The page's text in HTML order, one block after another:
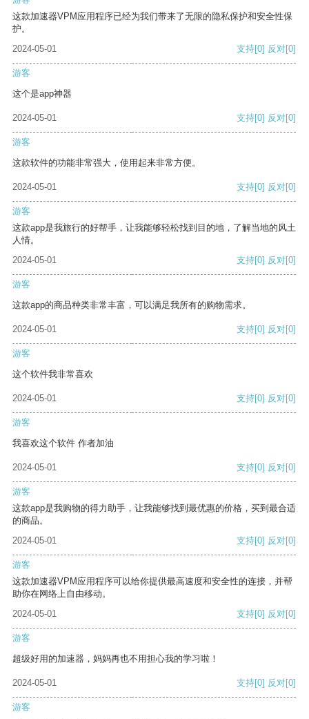
这款加速器VPM应用程序已经为我们带来了无限的隐私保护和安全性保
护。
2024-05-01
支持[0] 反对[0]
游客
这个是app神器
2024-05-01 支持[0] 反对[0]
游客
这款软件的功能非常强大，使用起来非常方便。
2024-05-01 支持[0] 反对[0]
游客
这款app是我旅行的好帮手，让我能够轻松找到目的地，了解当地的风土
人情。
2024-05-01
支持[0] 反对[0]
游客
这款app的商品种类非常丰富，可以满足我所有的购物需求。
2024-05-01 支持[0] 反对[0]
游客
这个软件我非常喜欢
2024-05-01 支持[0] 反对[0]
游客
我喜欢这个软件 作者加油
2024-05-01 支持[0] 反对[0]
游客
这款app是我购物的得力助手，让我能够找到最优惠的价格，买到最合适
的商品。
2024-05-01
支持[0] 反对[0]
游客
这款加速器VPM应用程序可以给你提供最高速度和安全性的连接，并帮
助你在网络上自由移动。
2024-05-01
支持[0] 反对[0]
游客
超级好用的加速器，妈妈再也不用担心我的学习啦！
2024-05-01 支持[0] 反对[0]
游客